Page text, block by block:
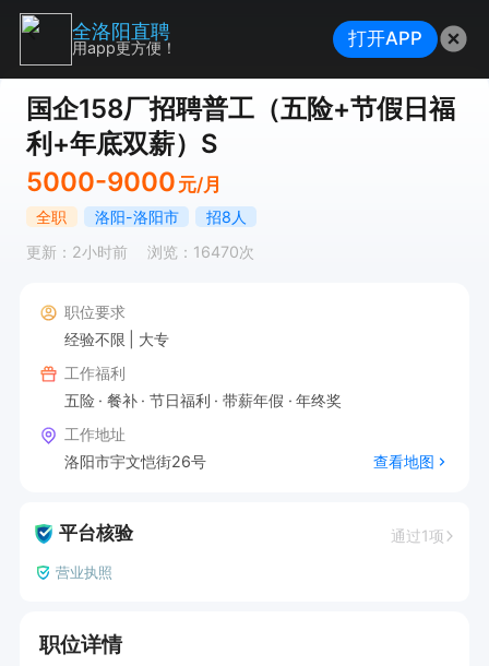
国企158厂招聘普工（五险+节假日福
利+年底双薪）S
5000-9000 元/月
全职 洛阳-洛阳市
招8人
更新：2小时前
浏览：16470次
职位要求
经验不限
大专
工作福利
五险
餐补 节日福利 带薪年假
年终奖
工作地址
洛阳市宇文恺街26号
查看地图
平台核验 通过1项
营业执照
职位详情
全洛阳直聘
用app更方便！ 打开APP